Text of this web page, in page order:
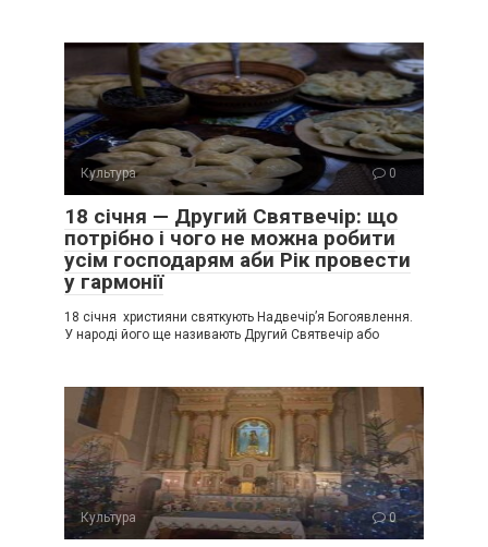
Культура 0
18 січня — Другий Святвечір: що
потрібно і чого не можна робити
усім господарям аби Рік провести
у гармонії
18 січня християни святкують Надвечір’я Богоявлення.
У народі його ще називають Другий Святвечір або
Культура 0